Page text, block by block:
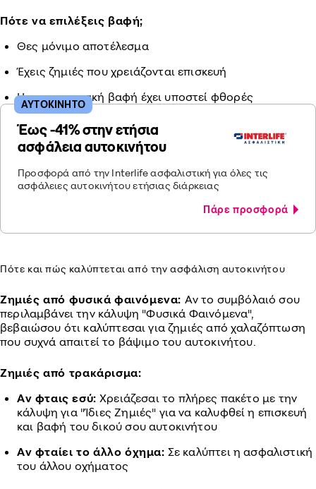
Πότε να επιλέξεις βαφή;
Θες μόνιμο αποτέλεσμα
Έχεις ζημιές που χρειάζονται επισκευή
Η εργοστασιακή βαφή έχει υποστεί φθορές
Έως -41% στην ετήσια
ασφάλεια αυτοκινήτου
Προσφορά από την Interlife ασφαλιστική για όλες τις
ασφάλειες αυτοκινήτου ετήσιας διάρκειας
Πάρε προσφορά
ΑΥΤΟΚΙΝΗΤΟ
Πότε και πώς καλύπτεται από την ασφάλιση αυτοκινήτου
Ζημιές από φυσικά φαινόμενα: Αν το συμβόλαιό σου
περιλαμβάνει την κάλυψη "Φυσικά Φαινόμενα",
βεβαιώσου ότι καλύπτεσαι για ζημιές από χαλαζόπτωση
που συχνά απαιτεί το βάψιμο του αυτοκινήτου.
Ζημιές από τρακάρισμα:
Αν φταις εσύ: Χρειάζεσαι το πλήρες πακέτο με την
κάλυψη για "Ίδιες Ζημιές" για να καλυφθεί η επισκευή
και βαφή του δικού σου αυτοκινήτου
Αν φταίει το άλλο όχημα: Σε καλύπτει η ασφαλιστική
του άλλου οχήματος